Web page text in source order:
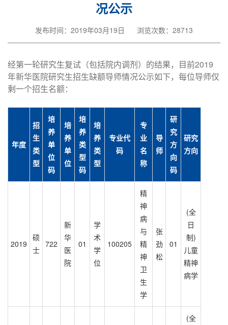
况公示
发布时间：2019年03月19日 浏览次数：28713
经第一轮研究生复试（包括院内调剂）的结果，目前2019
年新华医院研究生招生缺额导师情况公示如下，每位导师仅
剩一个招生名额：
年度
招
生
类
型
培
养
单
位
码
培
养
单
位
培
养
类
型
码
培
养
类
型
专业代
码
专
业
名
称
导
师
研
究
方
向
码
研究
方向
2019
硕
士
722
新
华
医
院
01
学
术
学
位
100205
精
神
病
与
精
神
卫
生
学
张
劲
松
01
(全
日
制)
儿童
精神
病学
(全